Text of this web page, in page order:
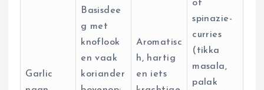
Garlic
Basisdee
g met
knoflook
en vaak
koriander
Aromatisc
h, hartig
en iets
of
spinazie­
curries
(tikka
masala,
palak